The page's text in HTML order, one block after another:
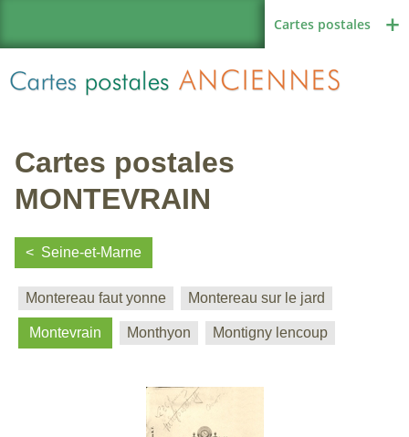
Cartes postales
Région de France
Cartes postales
MONTEVRAIN
Seine-et-Marne
Montereau faut yonne Montereau sur le jard
Montevrain Monthyon Montigny lencoup